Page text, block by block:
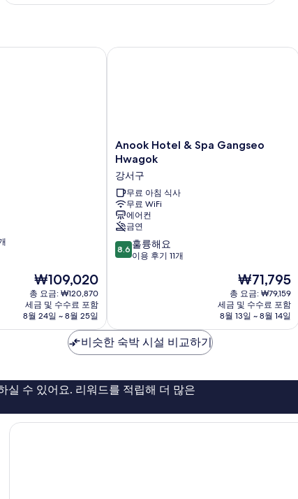
시
당
모
추
두
자
현
재
요
금
₩109,020
₩109,020
총 요금: ₩120,870
세금 및 수수료 포함
8월 24일 ~ 8월 25일
Anook
Hotel
Spa
Gangseo
Hwagok
강
서
구
Anook Hotel & Spa Gangseo
Hwagok
강서구
무료 아침 식사
무료 WiFi
에어컨
금연
10
점
훌
륭
해
이
용
기
8.6 훌륭해요
이용 후기 11개
현
재
요
금
₩71,795
₩71,795
총 요금: ₩79,159
세금 및 수수료 포함
8월 13일 ~ 8월 14일
Anook Hotel & Spa Gangseo Hwagok
비슷한 숙박 시설 비교하기
실 수 있어요. 리워드를 적립해 더 많은